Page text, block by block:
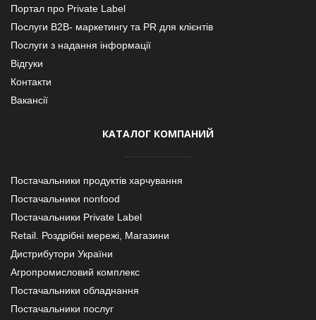
Портал про Private Label
Послуги В2В- маркетингу та PR для клієнтів
Послуги з надання інформації
Відгуки
Контакти
Вакансії
КАТАЛОГ КОМПАНИЙ
Постачальники продуктів харчування
Постачальники nonfood
Постачальники Private Label
Retail. Роздрібні мережі, Магазини
Дистрибутори України
Агропромисловий комплекс
Постачальники обладнання
Постачальники послуг